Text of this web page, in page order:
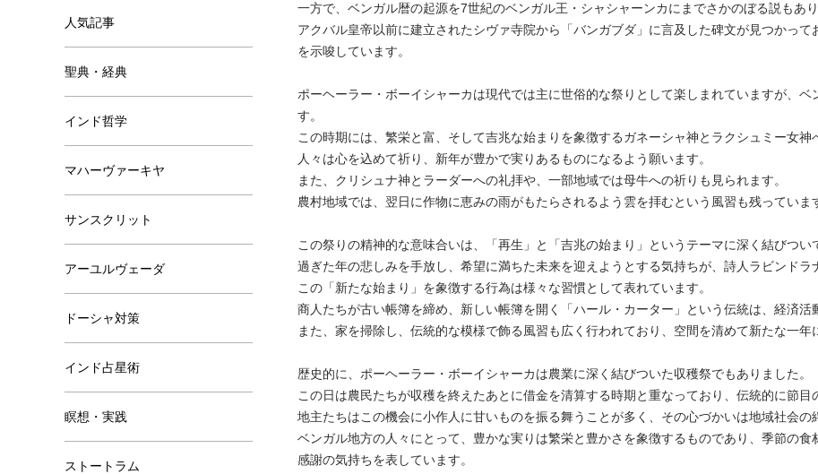
一方で、ベンガル暦の起源を7世紀のベンガル王・シャシャーンカにまでさかのぼる説もあり
アクバル皇帝以前に建立されたシヴァ寺院から「バンガブダ」に言及した碑文が見つかっ
を示唆しています。
ポーヘーラー・ボーイシャーカは現代では主に世俗的な祭りとして楽しまれていますが、
す。
この時期には、繁栄と富、そして吉兆な始まりを象徴するガネーシャ神とラクシュミー女神
人々は心を込めて祈り、新年が豊かで実りあるものになるよう願います。
また、クリシュナ神とラーダーへの礼拝や、一部地域では母牛への祈りも見られます。
農村地域では、翌日に作物に恵みの雨がもたらされるよう雲を拝むという風習も残っていま
この祭りの精神的な意味合いは、「再生」と「吉兆の始まり」というテーマに深く結びつい
過ぎた年の悲しみを手放し、希望に満ちた未来を迎えようとする気持ちが、詩人ラビンドラ
この「新たな始まり」を象徴する行為は様々な習慣として表れています。
商人たちが古い帳簿を締め、新しい帳簿を開く「ハール・カーター」という伝統は、経済活
また、家を掃除し、伝統的な模様で飾る風習も広く行われており、空間を清めて新たな一
歴史的に、ポーヘーラー・ボーイシャーカは農業に深く結びついた収穫祭でもありました。
この日は農民たちが収穫を終えたあとに借金を清算する時期と重なっており、伝統的に節目
地主たちはこの機会に小作人に甘いものを振る舞うことが多く、その心づかいは地域社会の
ベンガル地方の人々にとって、豊かな実りは繁栄と豊かさを象徴するものであり、季節の
感謝の気持ちを表しています。
人気記事
聖典・経典
インド哲学
マハーヴァーキヤ
サンスクリット
アーユルヴェーダ
ドーシャ対策
インド占星術
瞑想・実践
ストートラム